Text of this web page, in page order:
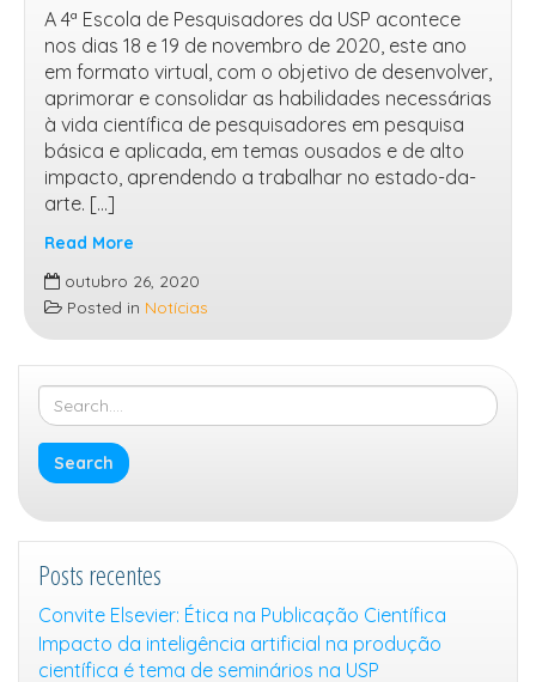
A 4ª Escola de Pesquisadores da USP acontece
nos dias 18 e 19 de novembro de 2020, este ano
em formato virtual, com o objetivo de desenvolver,
aprimorar e consolidar as habilidades necessárias
à vida científica de pesquisadores em pesquisa
básica e aplicada, em temas ousados e de alto
impacto, aprendendo a trabalhar no estado-da-
arte. […]
Read More
4ª
Escola
de
Pesquisadores
do
Campus
USP
de
São
outubro 26, 2020
Posted in Notícias
Posts recentes
Convite Elsevier: Ética na Publicação Científica
Impacto da inteligência artificial na produção
científica é tema de seminários na USP